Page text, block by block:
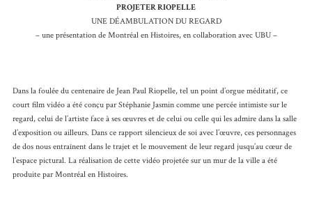
PROJETER RIOPELLE
UNE DÉAMBULATION DU REGARD
– une présentation de Montréal en Histoires, en collaboration avec UBU –
Dans la foulée du centenaire de Jean Paul Riopelle, tel un point d’orgue méditatif, ce
court film vidéo a été conçu par Stéphanie Jasmin comme une percée intimiste sur le
regard, celui de l’artiste face à ses œuvres et de celui ou celle qui les admire dans la salle
d’exposition ou ailleurs. Dans ce rapport silencieux de soi avec l’œuvre, ces personnages
de dos nous entraînent dans le trajet et le mouvement de leur regard jusqu’au cœur de
l’espace pictural. La réalisation de cette vidéo projetée sur un mur de la ville a été
produite par Montréal en Histoires.